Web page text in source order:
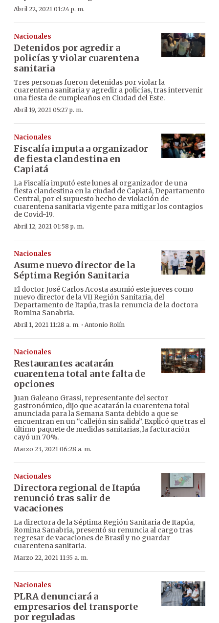
Abril 22, 2021 01:24 p. m.
Nacionales
Detenidos por agredir a
policías y violar cuarentena
sanitaria
Tres personas fueron detenidas por violar la
cuarentena sanitaria y agredir a policías, tras intervenir
una fiesta de cumpleaños en Ciudad del Este.
Abril 19, 2021 05:27 p. m.
Nacionales
Fiscalía imputa a organizador
de fiesta clandestina en
Capiatá
La Fiscalía imputó este lunes al organizador de una
fiesta clandestina en la ciudad de Capiatá, Departamento
Central, por el supuesto hecho de violación de
cuarentena sanitaria vigente para mitigar los contagios
de Covid-19.
Abril 12, 2021 01:58 p. m.
Nacionales
Asume nuevo director de la
Séptima Región Sanitaria
El doctor José Carlos Acosta asumió este jueves como
nuevo director de la VII Región Sanitaria, del
Departamento de Itapúa, tras la renuncia de la doctora
Romina Sanabria.
Abril 1, 2021 11:28 a. m. · Antonio Rolín
Nacionales
Restaurantes acatarán
cuarentena total ante falta de
opciones
Juan Galeano Grassi, representante del sector
gastronómico, dijo que acatarán la cuarentena total
anunciada para la Semana Santa debido a que se
encuentran en un “callejón sin salida”. Explicó que tras el
último paquete de medidas sanitarias, la facturación
cayó un 70%.
Marzo 23, 2021 06:28 a. m.
Nacionales
Directora regional de Itapúa
renunció tras salir de
vacaciones
La directora de la Séptima Región Sanitaria de Itapúa,
Romina Sanabria, presentó su renuncia al cargo tras
regresar de vacaciones de Brasil y no guardar
cuarentena sanitaria.
Marzo 22, 2021 11:35 a. m.
Nacionales
PLRA denunciará a
empresarios del transporte
por reguladas